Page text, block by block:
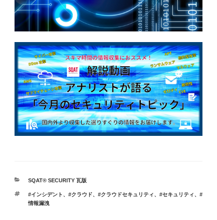
カ
ゴ
リ
SQAT® SECURITY 瓦版
タ
グ
#インシデント 、 #クラウド、 #クラウドセキュリティ、 #セキュリティ、 #
情報漏洩